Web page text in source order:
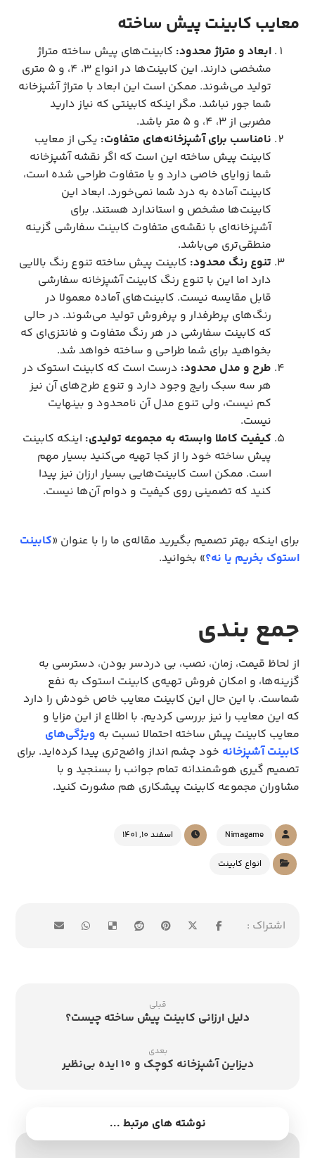
معایب کابینت پیش ساخته
ابعاد و متراژ محدود: کابینت‌های پیش ساخته متراژ
مشخصی دارند. این کابینت‌ها در انواع 3، 4، و 5 متری
تولید می‌شوند. ممکن است این ابعاد با متراژ آشپزخانه
شما جور نباشد. مگر اینکه کابینتی که نیاز دارید
مضربی از 3، 4، و 5 متر باشد.
نامناسب برای آشپزخانه‌های متفاوت: یکی از معایب
کابینت پیش ساخته این است که اگر نقشه آشپزخانه
شما زوایای خاصی دارد و یا متفاوت طراحی شده است،
کابینت آماده به درد شما نمی‌خورد. ابعاد این
کابینت‌ها مشخص و استاندارد هستند. برای
آشپزخانه‌‌ای با نقشه‌ی متفاوت کابینت سفارشی گزینه
منطقی‌تری می‌باشد.
تنوع رنگ محدود: کابینت پیش ساخته تنوع رنگ بالایی
دارد اما این با تنوع رنگ کابینت آشپزخانه سفارشی
قابل مقایسه نیست. کابینت‌های آماده معمولا در
رنگ‌های پرطرفدار و پرفروش تولید می‌شوند. در حالی
که کابینت سفارشی در هر رنگ متفاوت و فانتزی‌ای که
بخواهید برای شما طراحی و ساخته خواهد شد.
طرح و مدل محدود: درست است که کابینت استوک در
هر سه سبک رایج وجود دارد و تنوع طرح‌های آن نیز
کم نیست، ولی تنوع مدل آن نامحدود و بینهایت
نیست.
کیفیت کاملا وابسته به مجموعه تولیدی: اینکه کابینت
پیش ساخته خود را از کجا تهیه می‌کنید بسیار مهم
است. ممکن است کابینت‌هایی بسیار ارزان نیز پیدا
کنید که تضمینی روی کیفیت و دوام آن‌ها نیست.
برای اینکه بهتر تصمیم بگیرید مقاله‌ی ما را با عنوان «کابینت
استوک بخریم یا نه؟» بخوانید.
جمع بندی
از لحاظ قیمت، زمان، نصب، بی دردسر بودن، دسترسی به
گزینه‌ها، و امکان فروش تهیه‌ی کابینت استوک به نفع
شماست. با این حال این کابینت معایب خاص خودش را دارد
که این معایب را نیز بررسی کردیم. با اطلاع از این مزایا و
معایب کابینت پیش ساخته احتمالا نسبت به ویژگی‌های
کابینت آشپزخانه خود چشم انداز واضح‌تری پیدا کرده‌اید. برای
تصمیم گیری هوشمندانه تمام جوانب را بسنجید و با
مشاوران مجموعه کابینت پیشکاری هم مشورت کنید.
Nimagame اسفند 10, 1401
انواع کابینت
قبلی
دلیل ارزانی کابینت پیش ساخته چیست؟
بعدی
دیزاین آشپزخانه کوچک و 10 ایده بی‌نظیر
نوشته های مرتبط ...